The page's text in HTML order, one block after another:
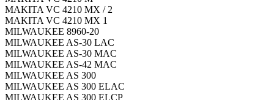
MAKITA VC 4210 MX / 2
MAKITA VC 4210 MX 1
MILWAUKEE 8960-20
MILWAUKEE AS-30 LAC
MILWAUKEE AS-30 MAC
MILWAUKEE AS-42 MAC
MILWAUKEE AS 300
MILWAUKEE AS 300 ELAC
MILWAUKEE AS 300 ELCP